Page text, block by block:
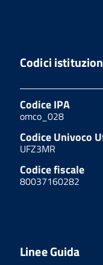
Codici
Codice IPA
omco_028
Codice Univoco
UFZ3MR
Codice fiscale
80037160282
Linee Guida